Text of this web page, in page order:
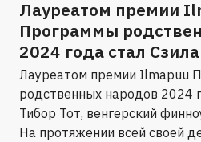
Лауреатом премии
Программы
2024 года стал
Лауреатом премии Ilmapuu
родственных народов 2024
Тибор Тот, венгерский
На протяжении всей своей